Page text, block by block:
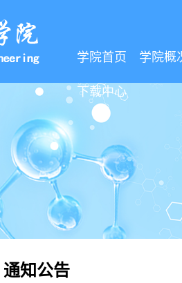
学院首页 学院概
下载中心
通知公告